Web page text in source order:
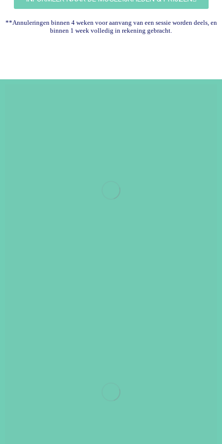
**Annuleringen binnen 4 weken voor aanvang van een sessie worden deels, en
binnen 1 week volledig in rekening gebracht.